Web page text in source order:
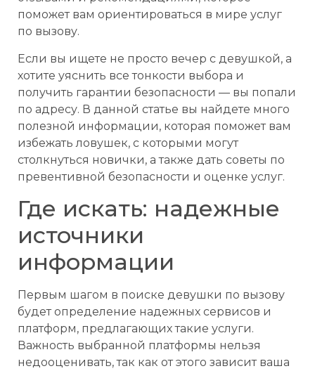
поможет вам ориентироваться в мире услуг
по вызову.
Если вы ищете не просто вечер с девушкой, а
хотите уяснить все тонкости выбора и
получить гарантии безопасности — вы попали
по адресу. В данной статье вы найдете много
полезной информации, которая поможет вам
избежать ловушек, с которыми могут
столкнуться новички, а также дать советы по
превентивной безопасности и оценке услуг.
Где искать: надежные
источники
информации
Первым шагом в поиске девушки по вызову
будет определение надежных сервисов и
платформ, предлагающих такие услуги.
Важность выбранной платформы нельзя
недооценивать, так как от этого зависит ваша